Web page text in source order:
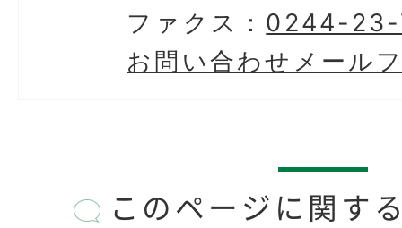
ファクス： 0244-
お問い合わせメール
このページに関す